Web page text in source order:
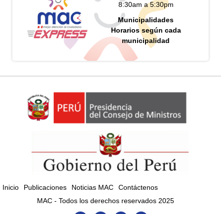
8:30am a 5:30pm
Municipalidades
Horarios según cada
municipalidad
Inicio Publicaciones Noticias MAC
Contáctenos
MAC - Todos los derechos reservados 2025